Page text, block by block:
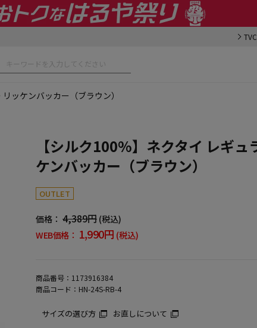
ッケンバッカー（ブラウン）
【シルク100%】ネクタイ レギュ
ケンバッカー（ブラウン）
OUTLET
価格： 4,389円 (税込)
WEB価格： 1,990円 (税込)
商品番号： 1173916384
商品コード： HN-24S-RB-4
サイズの選び方 お直しについて